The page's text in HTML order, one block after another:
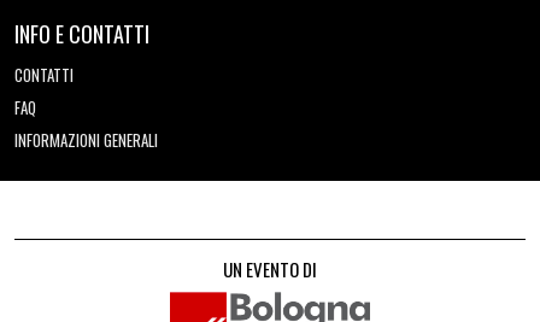
INFO E CONTATTI
CONTATTI
FAQ
INFORMAZIONI GENERALI
UN EVENTO DI